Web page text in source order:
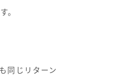
。
同じリターン